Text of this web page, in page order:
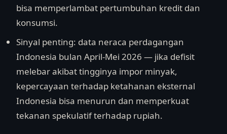
bisa memperlambat pertumbuhan kredit dan
konsumsi.
Sinyal penting: data neraca perdagangan
Indonesia bulan April-Mei 2026 — jika defisit
melebar akibat tingginya impor minyak,
kepercayaan terhadap ketahanan eksternal
Indonesia bisa menurun dan memperkuat
tekanan spekulatif terhadap rupiah.